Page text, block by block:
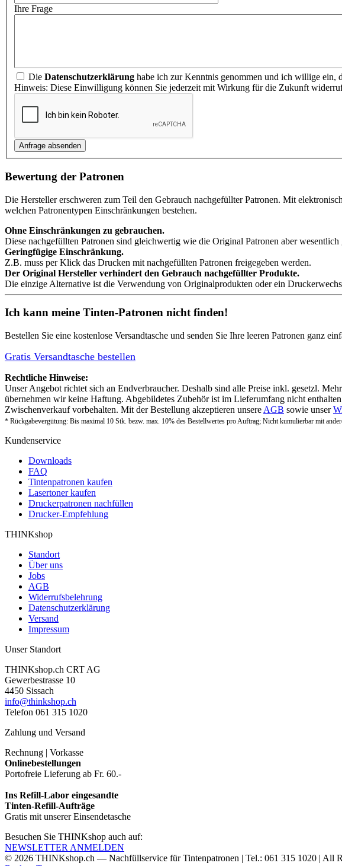
Ihre Frage
Die Datenschutzerklärung habe ich zur Kenntnis genommen und ich willige ein,
Hinweis: Diese Einwilligung können Sie jederzeit mit Wirkung für die Zukunft
Bewertung der Patronen
Die Hersteller erschweren zum Teil den Gebrauch nachgefüllter Patronen. Mit
welchen Patronentypen Einschränkungen bestehen.
Ohne Einschränkungen zu gebrauchen.
Diese nachgefüllten Patronen sind gleichwertig wie die Original Patronen aber wesentlich
Geringfügige Einschränkung.
Z.B. muss per Klick das Drucken mit nachgefüllten Patronen freigegeben werden.
Der Original Hersteller verhindert den Gebrauch nachgefüllter Produkte.
Die einzige Alternative ist die Verwendung von Originalprodukten oder ein
Ich kann meine Tinten-Patronen nicht finden!
Bestellen Sie eine kostenlose Versandtasche und senden Sie Ihre leeren Patronen ganz
Gratis Versandtasche bestellen
Rechtliche Hinweise:
Unser Angebot richtet sich an Endverbraucher. Deshalb sind alle Preise inkl. gesetzl.
übernehmen wir keine Haftung. Abgebildetes Zubehör ist im Lieferumfang nicht
Zwischenverkauf vorbehalten. Mit der Bestellung akzeptieren unsere AGB sowie unser
* Rückgabevergütung: Bis maximal 10 Stk. bezw. max. 10% des Bestellwertes pro Auftrag; Nicht kumulierbar mit
Kundenservice
Downloads
FAQ
Tintenpatronen kaufen
Lasertoner kaufen
Druckerpatronen nachfüllen
Drucker-Empfehlung
THINKshop
Standort
Über uns
Jobs
AGB
Widerrufsbelehrung
Datenschutzerklärung
Versand
Impressum
Unser Standort
THINKshop.ch CRT AG
Gewerbestrasse 10
4450 Sissach
info@thinkshop.ch
Telefon 061 315 1020
Zahlung und Versand
Rechnung | Vorkasse
Onlinebestellungen
Portofreie Lieferung ab Fr. 60.-
Ins Refill-Labor eingesandte
Tinten-Refill-Aufträge
Gratis mit unserer Einsendetasche
Besuchen Sie THINKshop auch auf:
NEWSLETTER ANMELDEN
© 2026 THINKshop.ch — Nachfüllservice fürTintenpatronen | Tel.: 061 315 1020 | All